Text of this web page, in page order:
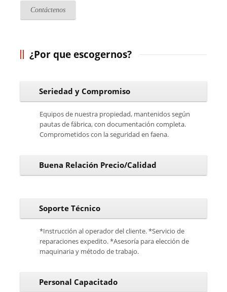
Contáctenos
¿Por que escogernos?
Seriedad y Compromiso
Equipos de nuestra propiedad, mantenidos según
pautas de fábrica, con documentación completa.
Comprometidos con la seguridad en faena.
Buena Relación Precio/Calidad
Soporte Técnico
*Instrucción al operador del cliente. *Servicio de
reparaciones expedito. *Asesoría para elección de
maquinaria y método de trabajo.
Personal Capacitado